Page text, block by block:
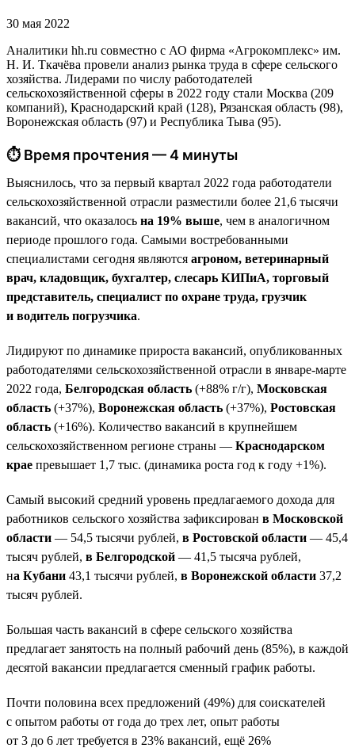
30 мая 2022
Аналитики hh.ru совместно с АО фирма «Агрокомплекс» им.
Н. И. Ткачёва провели анализ рынка труда в сфере сельского
хозяйства. Лидерами по числу работодателей
сельскохозяйственной сферы в 2022 году стали Москва (209
компаний), Краснодарский край (128), Рязанская область (98),
Воронежская область (97) и Республика Тыва (95).
⏱ Время прочтения — 4 минуты
Выяснилось, что за первый квартал 2022 года работодатели
сельскохозяйственной отрасли разместили более 21,6 тысячи
вакансий, что оказалось на 19% выше, чем в аналогичном
периоде прошлого года. Самыми востребованными
специалистами сегодня являются агроном, ветеринарный
врач, кладовщик, бухгалтер, слесарь КИПиА, торговый
представитель, специалист по охране труда, грузчик
и водитель погрузчика.
Лидируют по динамике прироста вакансий, опубликованных
работодателями сельскохозяйственной отрасли в январе-марте
2022 года, Белгородская область (+88% г/г), Московская
область (+37%), Воронежская область (+37%), Ростовская
область (+16%). Количество вакансий в крупнейшем
сельскохозяйственном регионе страны — Краснодарском
крае превышает 1,7 тыс. (динамика роста год к году +1%).
Самый высокий средний уровень предлагаемого дохода для
работников сельского хозяйства зафиксирован в Московской
области — 54,5 тысячи рублей, в Ростовской области — 45,4
тысяч рублей, в Белгородской — 41,5 тысяча рублей,
на Кубани 43,1 тысячи рублей, в Воронежской области 37,2
тысяч рублей.
Большая часть вакансий в сфере сельского хозяйства
предлагает занятость на полный рабочий день (85%), в каждой
десятой вакансии предлагается сменный график работы.
Почти половина всех предложений (49%) для соискателей
с опытом работы от года до трех лет, опыт работы
от 3 до 6 лет требуется в 23% вакансий, ещё 26%